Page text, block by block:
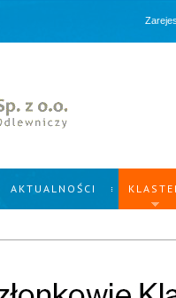
AKTUALNOŚCI